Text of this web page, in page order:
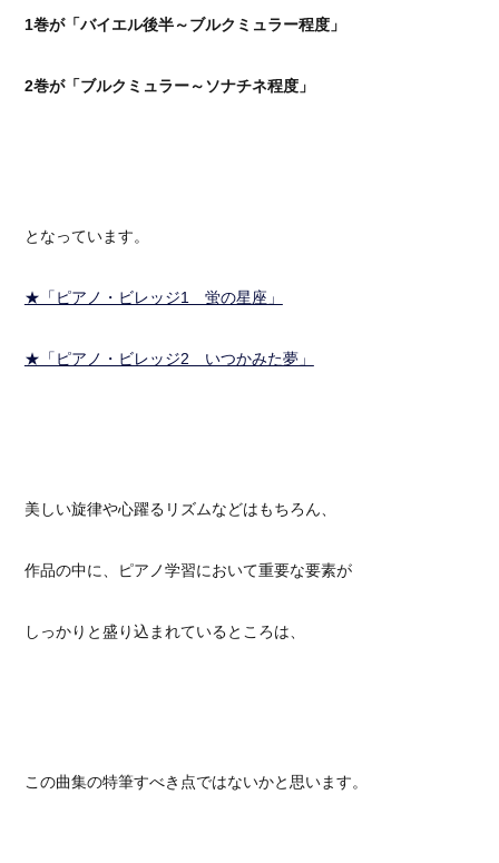
1巻が「バイエル後半～ブルクミュラー程度」
2巻が「ブルクミュラー～ソナチネ程度」
となっています。
★「ピアノ・ビレッジ1 蛍の星座」
★「ピアノ・ビレッジ2 いつかみた夢」
美しい旋律や心躍るリズムなどはもちろん、
作品の中に、ピアノ学習において重要な要素が
しっかりと盛り込まれているところは、
この曲集の特筆すべき点ではないかと思います。